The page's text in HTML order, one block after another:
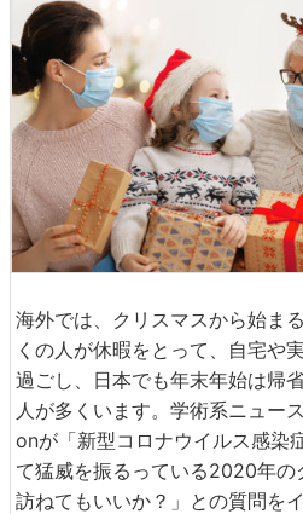
海外では、クリスマスから始まる
くの人が休暇をとって、自宅や
過ごし、日本でも年末年始は帰
人が多くいます。学術系ニュー
onが「新型コロナウイルス感染
て猛威を振るっている2020年の
訪ねてもいいか？」との質問を